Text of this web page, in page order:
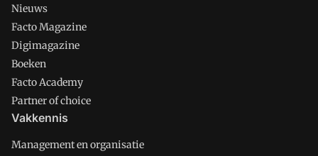
Nieuws
Facto Magazine
Digimagazine
Boeken
Facto Academy
Partner of choice
Vakkennis
Management en organisatie